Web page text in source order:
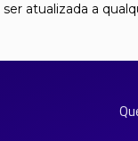
atualizada a